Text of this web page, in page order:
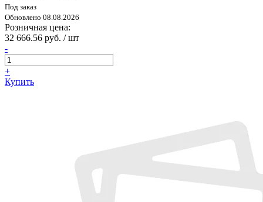
Под заказ
Обновлено 08.08.2026
Розничная цена:
32 666.56 руб. / шт
-
+
Купить